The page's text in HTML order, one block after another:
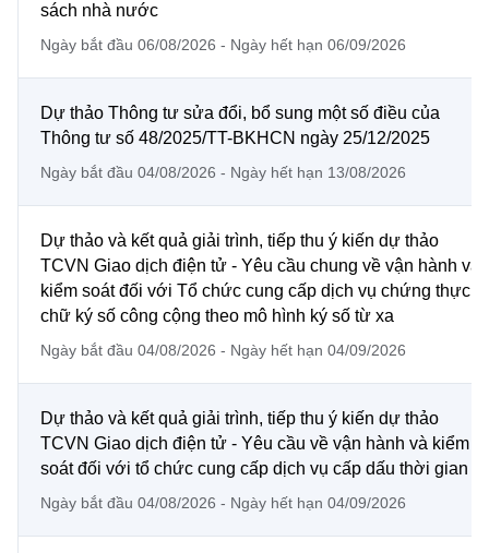
Tin địa phương
Sở hữu trí tuệ
Năng lượng nguyên tử
Voice
Nhiệm vụ trọng tâm
Chọn ngôn ngữ
MINISTRY OF SCIENCE AND TECHNOLOGY
Cơ quan chủ quản: Bộ Khoa học và Công nghệ (MST)
Giám đốc Trung tâm Truyền thông Khoa học và Công nghệ.
Liên hệ
sách nhà nước
Ngày bắt đầu 06/08/2026 - Ngày hết hạn 06/09/2026
Dự thảo Thông tư sửa đổi, bổ sung một số điều của
Thông tư số 48/2025/TT-BKHCN ngày 25/12/2025
Ngày bắt đầu 04/08/2026 - Ngày hết hạn 13/08/2026
Dự thảo và kết quả giải trình, tiếp thu ý kiến dự thảo
TCVN Giao dịch điện tử - Yêu cầu chung về vận hành và
kiểm soát đối với Tổ chức cung cấp dịch vụ chứng thực
chữ ký số công cộng theo mô hình ký số từ xa
Ngày bắt đầu 04/08/2026 - Ngày hết hạn 04/09/2026
Dự thảo và kết quả giải trình, tiếp thu ý kiến dự thảo
TCVN Giao dịch điện tử - Yêu cầu về vận hành và kiểm
soát đối với tổ chức cung cấp dịch vụ cấp dấu thời gian
Ngày bắt đầu 04/08/2026 - Ngày hết hạn 04/09/2026